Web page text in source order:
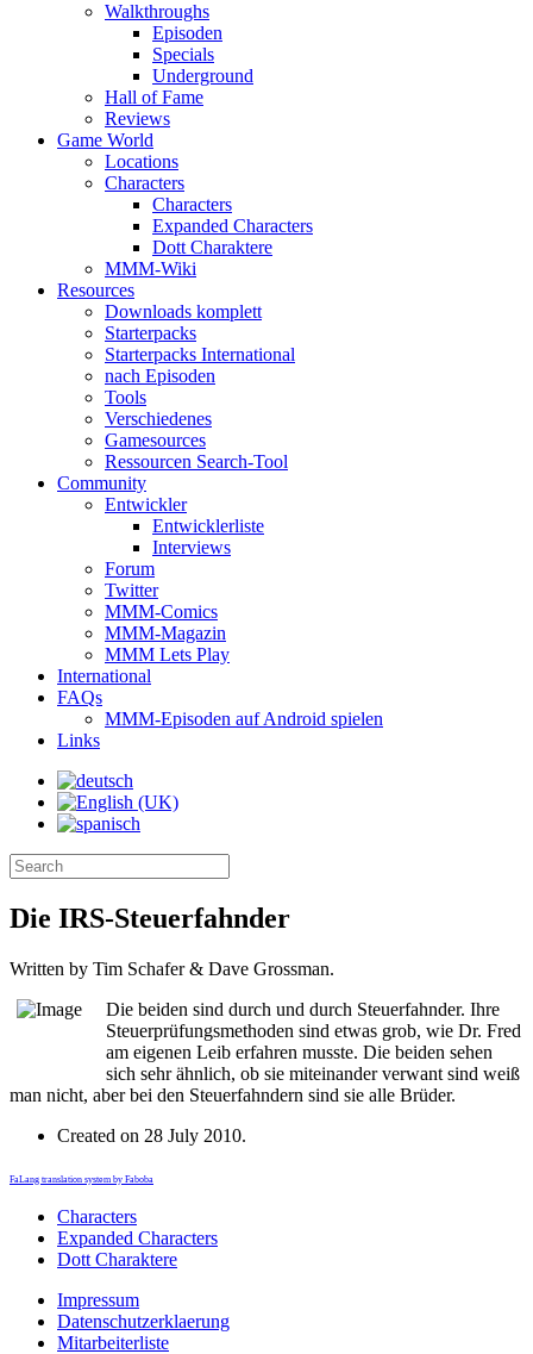
Walkthroughs
Episoden
Specials
Underground
Hall of Fame
Reviews
Game World
Locations
Characters
Characters
Expanded Characters
Dott Charaktere
MMM-Wiki
Resources
Downloads komplett
Starterpacks
Starterpacks International
nach Episoden
Tools
Verschiedenes
Gamesources
Ressourcen Search-Tool
Community
Entwickler
Entwicklerliste
Interviews
Forum
Twitter
MMM-Comics
MMM-Magazin
MMM Lets Play
International
FAQs
MMM-Episoden auf Android spielen
Links
Die IRS-Steuerfahnder
Written by Tim Schafer & Dave Grossman.
Die beiden sind durch und durch Steuerfahnder. Ihre
Steuerprüfungsmethoden sind etwas grob, wie Dr. Fred
am eigenen Leib erfahren musste. Die beiden sehen
sich sehr ähnlich, ob sie miteinander verwant sind weiß
man nicht, aber bei den Steuerfahndern sind sie alle Brüder.
Created on 28 July 2010.
FaLang translation system by Faboba
Characters
Expanded Characters
Dott Charaktere
Impressum
Datenschutzerklaerung
Mitarbeiterliste